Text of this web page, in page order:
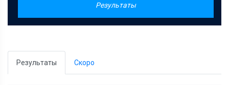
Результаты
Результаты Скоро